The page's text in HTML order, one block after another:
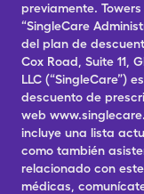
previamente.
“SingleCare
del plan de
Cox Road, Suite 11,
LLC (“SingleCare”)
descuento de
web
incluye una lista
como también
relacionado con
médicas,